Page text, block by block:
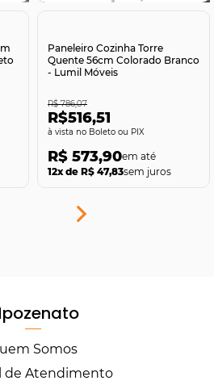
Paneleiro Cozinha Torre
Quente 56cm Colorado Branco
- Lumil Móveis
R$516,51
no Boleto ou PIX
R$ 786,07
R$ 573,90
12x de R$ 47,83sem juros
Somos
de Atendimento